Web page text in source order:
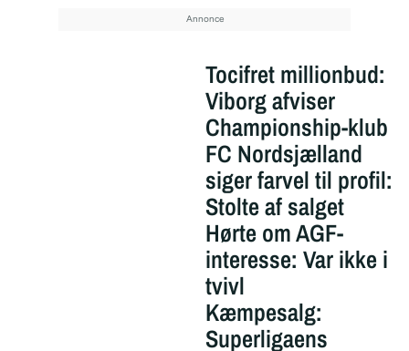
Tocifret millionbud:
Viborg afviser
Championship-klub
FC Nordsjælland
siger farvel til profil:
Stolte af salget
Hørte om AGF-
interesse: Var ikke i
tvivl
Kæmpesalg:
Superligaens